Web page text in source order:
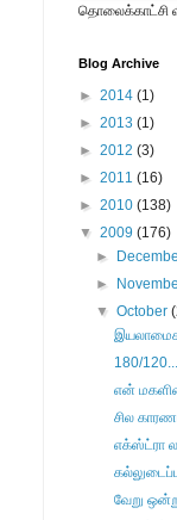
தொலைக்காட்சி
Blog Archive
► 2014 (1)
► 2013 (1)
► 2012 (3)
► 2011 (16)
► 2010 (138)
▼ 2009 (176)
►
►
▼October
180/
என்
சில
எக்ஸ்ட்ரா
வேறு